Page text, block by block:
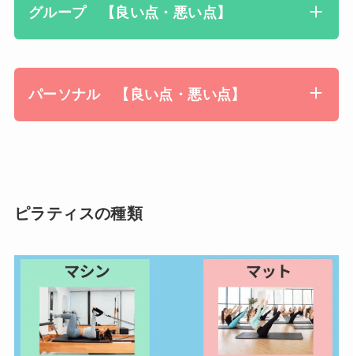
グループ 【良い点・悪い点】
パーソナル 【良い点・悪い点】
ピラティスの種類